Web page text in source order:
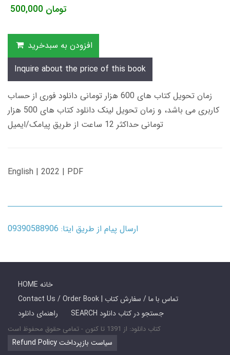
500,000 تومان
افزودن به سبدخرید
Inquire about the price of this book
زمان تحویل کتاب های 600 هزار تومانی دانلود فوری از حساب
کاربری می باشد، و زمان تحویل لینک دانلود کتاب های 500 هزار
تومانی حداکثر 12 ساعت از طریق پیامک/ایمیل
English | 2022 | PDF
ارسال پیام از طریق ایتا: 09390588906
HOME خانه
Contact Us / Order Book | تماس با ما / سفارش کتاب
راهنمای دانلود
SEARCH جستجو در کتاب دانلود
کتاب دانلود: از 1391 تا کنون - تمامی حقوق محفوظ است
Refund Policy سیاست بازپرداخت